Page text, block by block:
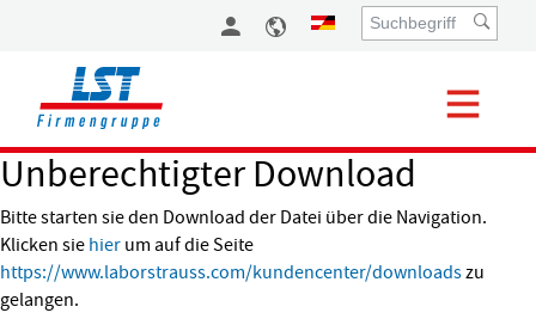
Unberechtigter Download
Bitte starten sie den Download der Datei über die Navigation.
Klicken sie hier um auf die Seite
https://www.laborstrauss.com/kundencenter/downloadszu
gelangen.